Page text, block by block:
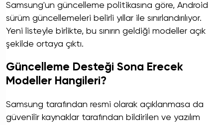
Samsung'un güncelleme politikasına göre, Android
sürüm güncellemeleri belirli yıllar ile sınırlandırılıyor.
Yeni listeyle birlikte, bu sınırın geldiği modeller açık
şekilde ortaya çıktı.
Güncelleme Desteği Sona Erecek
Modeller Hangileri?
Samsung tarafından resmi olarak açıklanmasa da
güvenilir kaynaklar tarafından bildirilen ve yazılım